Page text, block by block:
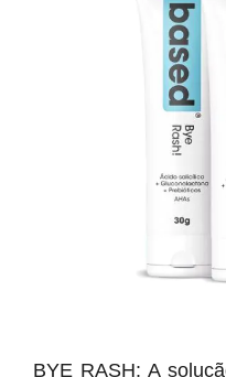
BYE RASH: A